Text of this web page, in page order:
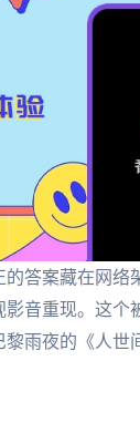
答案藏在网络
音重现。这个
雨夜的《人世